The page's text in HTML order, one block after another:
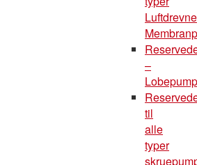
Luftdrevne
–
til
alle
typer